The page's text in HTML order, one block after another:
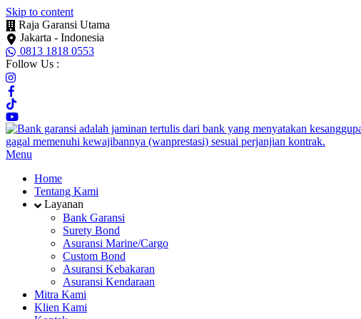
Skip to content
Raja Garansi Utama
Jakarta - Indonesia
0813 1818 0553
Follow Us :
Menu
Home
Tentang Kami
Layanan
Bank Garansi
Surety Bond
Asuransi Marine/Cargo
Custom Bond
Asuransi Kebakaran
Asuransi Kendaraan
Mitra Kami
Klien Kami